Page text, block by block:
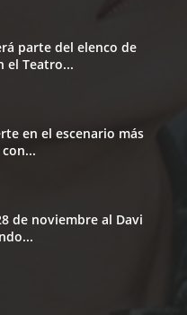
parte del elenco de
el Teatro...
en el escenario más
de noviembre al Davi